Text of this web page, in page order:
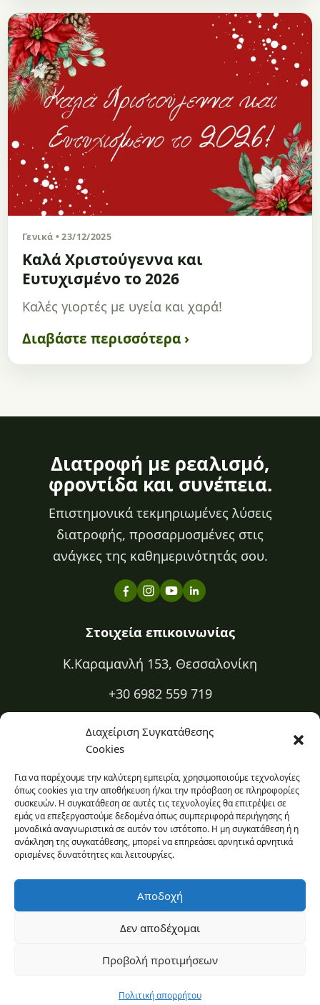
Διαχείριση Συγκατάθεσης
Cookies
Για να παρέχουμε την καλύτερη εμπειρία, χρησιμοποιούμε τεχνολογίες
όπως cookies για την αποθήκευση ή/και την πρόσβαση σε πληροφορίες
συσκευών. Η συγκατάθεση σε αυτές τις τεχνολογίες θα επιτρέψει σε
εμάς να επεξεργαστούμε δεδομένα όπως συμπεριφορά περιήγησης ή
μοναδικά αναγνωριστικά σε αυτόν τον ιστότοπο. Η μη συγκατάθεση ή η
ανάκληση της συγκατάθεσης, μπορεί να επηρεάσει αρνητικά αρνητικά
ορισμένες δυνατότητες και λειτουργίες.
Αποδοχή
Δεν αποδέχομαι
Προβολή προτιμήσεων
Πολιτική απορρήτου
Γενικά • 23/12/2025
Καλά Χριστούγεννα και
Ευτυχισμένο το 2026
Καλές γιορτές με υγεία και χαρά!
Διαβάστε περισσότερα ›
Διατροφή με ρεαλισμό,
φροντίδα και συνέπεια.
Επιστημονικά τεκμηριωμένες λύσεις
διατροφής, προσαρμοσμένες στις
ανάγκες της καθημερινότητάς σου.
Στοιχεία επικοινωνίας
Κ.Καραμανλή 153, Θεσσαλονίκη
+30 6982 559 719
+30 2310 334 883
kapa@kapadiatrofi.gr
Είμαι online 24/7
Ο χώρος σου
Πρόσβαση στο εβδομαδιαίο πρόγραμμα και ιστορικό σου.
© 2026 Κατερίνα Πασχαλίδου
Πολιτική απορρήτου·Πολιτική cookies
Διαχείριση συγκατάθεσης